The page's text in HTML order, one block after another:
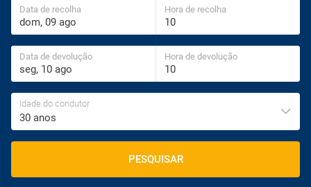
Data de recolha Hora de recolha
Data de devolução Hora de devolução
Idade do condutor
30 anos
PESQUISAR